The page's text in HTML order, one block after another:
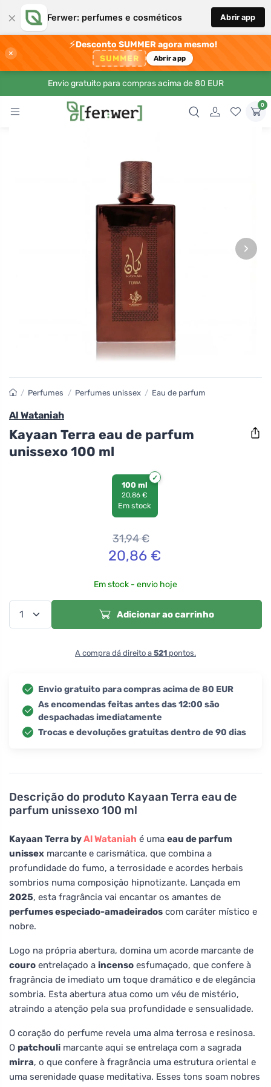
× Ferwer: perfumes e cosméticos Abrir app
×
⚡Desconto SUMMER agora mesmo!
SUMMER Abrir app
Envio gratuito para compras acima de 80 EUR
0
›
Descrição do produto Kayaan Terra eau de
parfum unissexo 100 ml
Kayaan Terra byAl Wataniah é uma eau de parfum
unissex marcante e carismática, que combina a
profundidade do fumo, a terrosidade e acordes herbais
sombrios numa composição hipnotizante. Lançada em
2025, esta fragrância vai encantar os amantes de
perfumes especiado-amadeirados com caráter místico e
nobre.
Logo na própria abertura, domina um acorde marcante de
couro entrelaçado a incenso esfumaçado, que confere à
fragrância de imediato um toque dramático e de elegância
sombria. Esta abertura atua como um véu de mistério,
atraindo a atenção pela sua profundidade e sensualidade.
O coração do perfume revela uma alma terrosa e resinosa.
O patchouli marcante aqui se entrelaça com a sagrada
mirra, o que confere à fragrância uma estrutura oriental e
uma serenidade quase meditativa. Esses tons soam nobres
/ Perfumes / Perfumes unissex / Eau de parfum
Al Wataniah
Kayaan Terra eau de parfum
unissexo 100 ml
100 ml
20,86 €
Em stock
31,94€
20,86€
Em stock - envio hoje
Adicionar ao carrinho
A compra dá direito a 521 pontos.
Envio gratuito para compras acima de 80 EUR
As encomendas feitas antes das 12:00 são
despachadas imediatamente
Trocas e devoluções gratuitas dentro de 90 dias